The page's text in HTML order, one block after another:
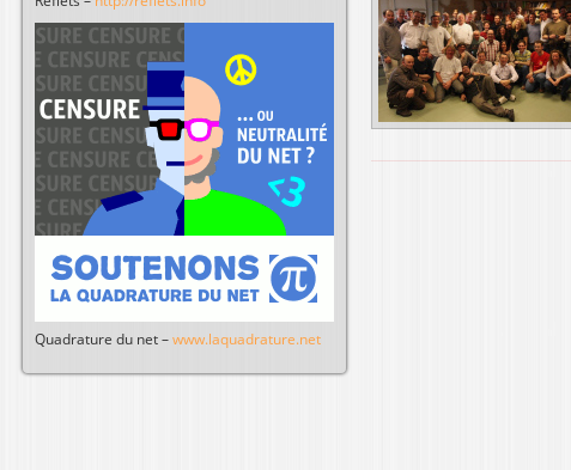
Quadrature du net – www.laquadrature.net